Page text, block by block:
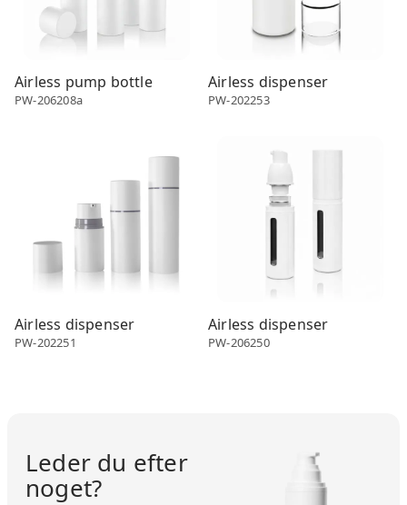
Airless pump bottle
PW-206208a
Airless dispenser
PW-202253
Airless dispenser
PW-202251
Airless dispenser
PW-206250
Leder du efter
noget?